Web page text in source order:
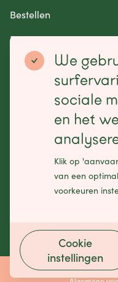
Bestellen
Retourneren en
Schrijf je in voor
We
sociale
en het
Klik op
van een
voorkeuren
Cookie
instellingen